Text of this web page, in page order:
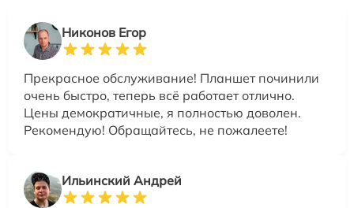
Никонов Егор
Прекрасное обслуживание! Планшет починили
очень быстро, теперь всё работает отлично.
Цены демократичные, я полностью доволен.
Рекомендую! Обращайтесь, не пожалеете!
Ильинский Андрей